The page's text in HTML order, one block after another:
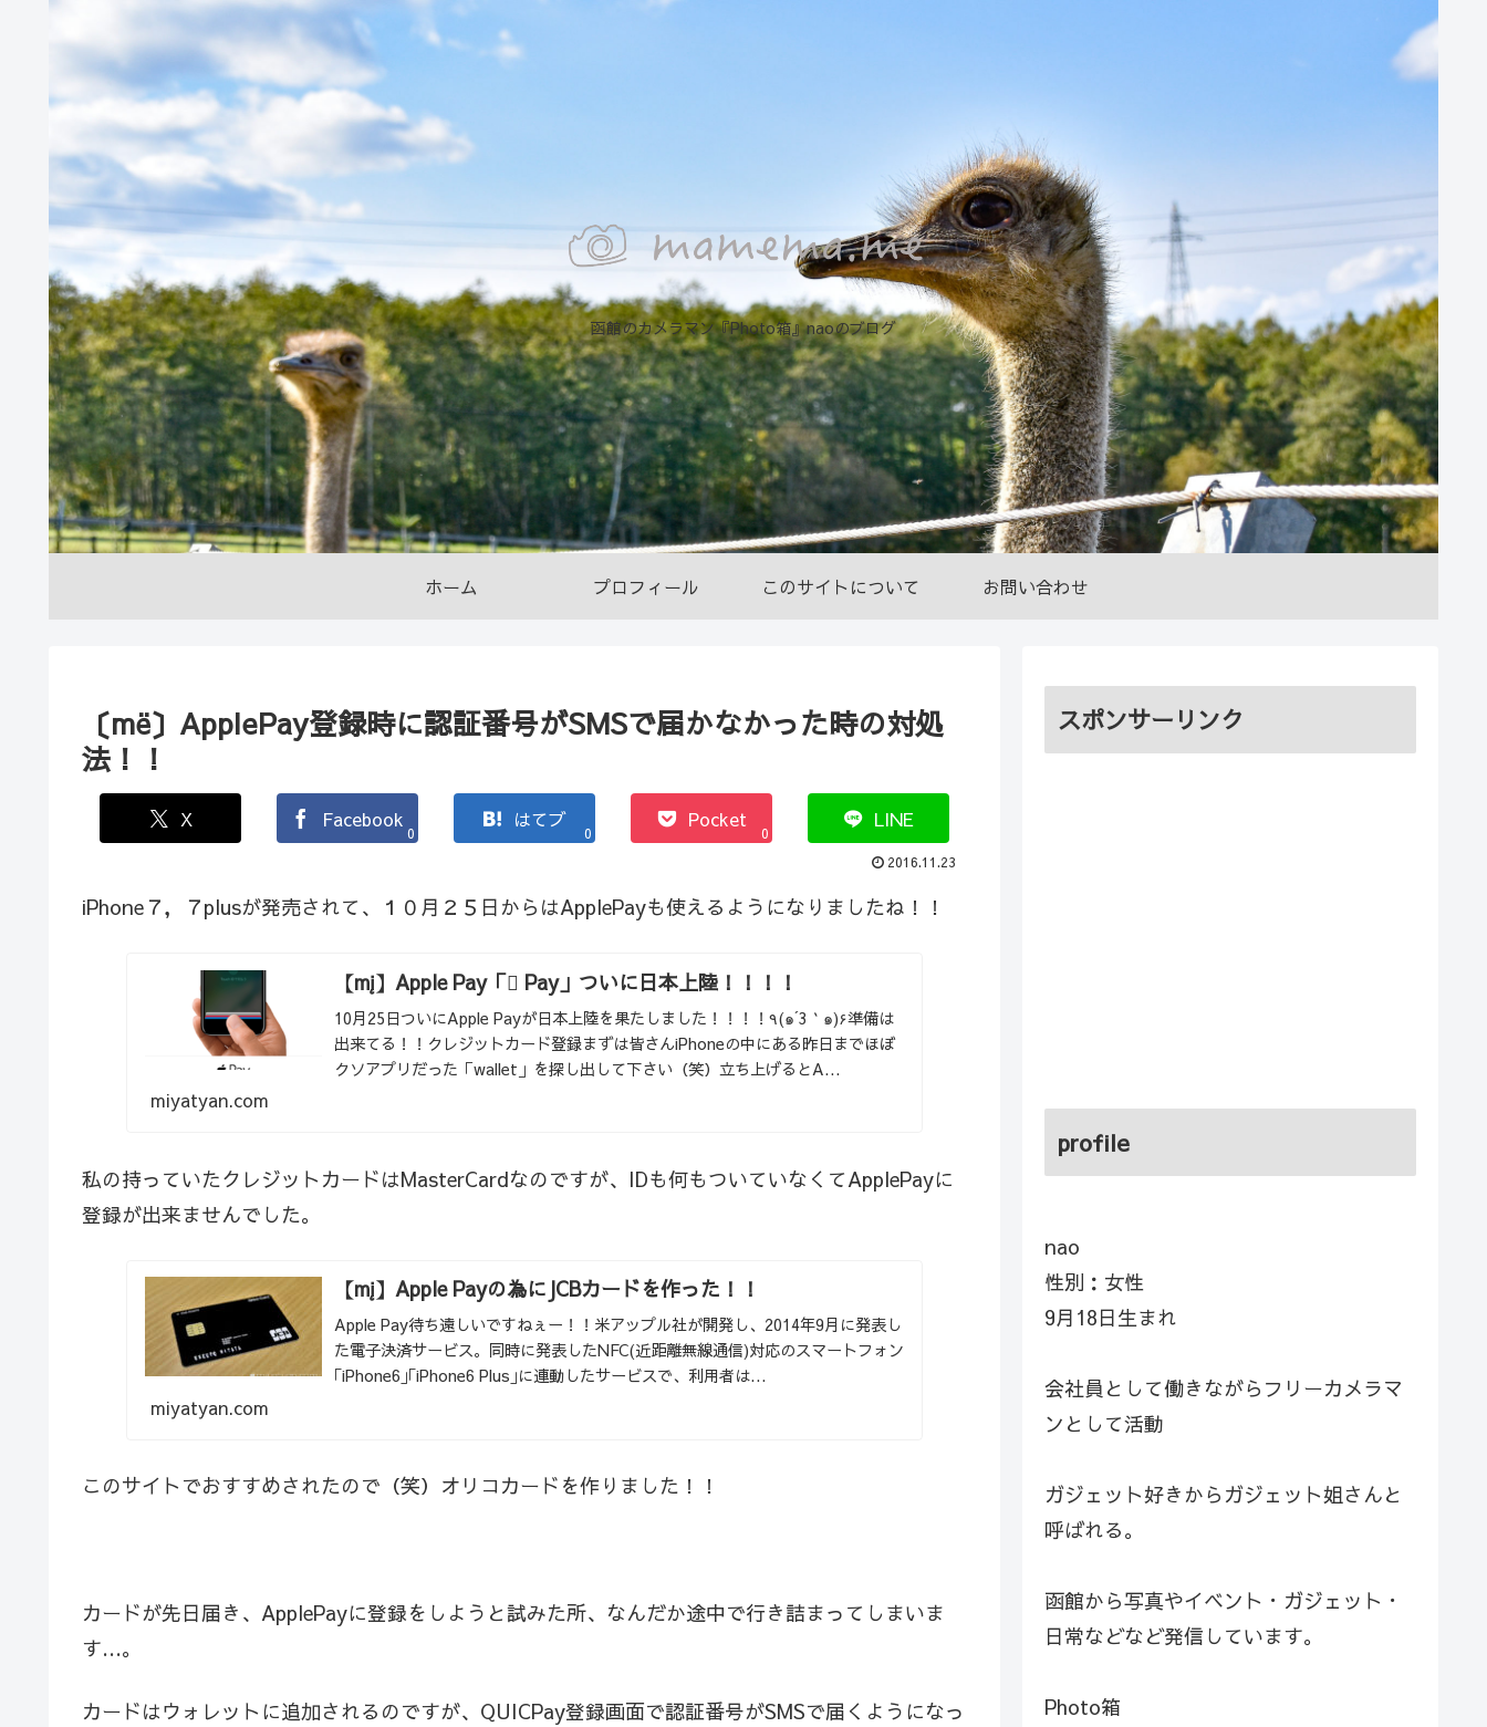
函館のカメラマン『Photo箱』naoのブログ
ホーム プロフィール このサイトについて お問い合わせ
〔më〕ApplePay登録時に認証番号がSMSで届かなかった時の対処
法！！
X Facebook
0
はてブ
0
Pocket
0
LINE
2016.11.23
iPhone７，７plusが発売されて、１０月２５日からはApplePayも使えるようになりましたね！！
【mį】Apple Pay「 Pay」ついに日本上陸！！！！
10月25日ついにApple Payが日本上陸を果たしました！！！！٩(๑´3｀๑)۶準備は
出来てる！！クレジットカード登録まずは皆さんiPhoneの中にある昨日までほぼ
クソアプリだった「wallet」を探し出して下さい（笑）立ち上げるとA...
miyatyan.com
私の持っていたクレジットカードはMasterCardなのですが、IDも何もついていなくてApplePayに
登録が出来ませんでした。
【mį】Apple Payの為にJCBカードを作った！！
Apple Pay待ち遠しいですねぇー！！米アップル社が開発し、2014年9月に発表し
た電子決済サービス。同時に発表したNFC(近距離無線通信)対応のスマートフォン
｢iPhone6｣｢iPhone6 Plus｣に連動したサービスで、利用者は...
miyatyan.com
このサイトでおすすめされたので（笑）オリコカードを作りました！！
カードが先日届き、ApplePayに登録をしようと試みた所、なんだか途中で行き詰まってしまいま
す…。
カードはウォレットに追加されるのですが、QUICPay登録画面で認証番号がSMSで届くようになっ
スポンサーリンク
profile
nao
性別：女性
9月18日生まれ
会社員として働きながらフリーカメラマ
ンとして活動
ガジェット好きからガジェット姐さんと
呼ばれる。
函館から写真やイベント・ガジェット・
日常などなど発信しています。
Photo箱